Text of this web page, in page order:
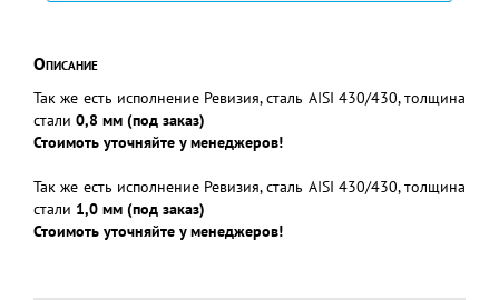
Описание
Так же есть исполнение Ревизия, сталь AISI 430/430, толщина
стали 0,8 мм (под заказ)
Стоимоть уточняйте у менеджеров!
Так же есть исполнение Ревизия, сталь AISI 430/430, толщина
стали 1,0 мм (под заказ)
Стоимоть уточняйте у менеджеров!